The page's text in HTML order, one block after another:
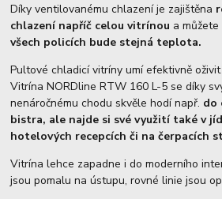
Díky ventilovanému chlazení je zajištěna
chlazení napříč celou vitrínou a
všech policích bude stejná teplota.
Pultové chladicí vitríny umí efektivně
Vitrína NORDline RTW 160 L-5 se díky
nenáročnému chodu skvěle hodí např. do
bistra, ale najde si své využití také v
hotelových recepcích či na čerpacích
Vitrína lehce zapadne i do moderního
jsou pomalu na ústupu, rovné linie jsou